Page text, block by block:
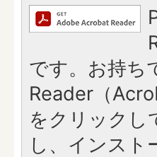
です。お持ち
Reader（
をクリックし
し、インスト